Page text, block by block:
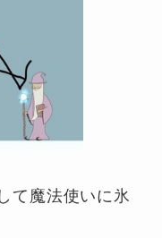
て魔法使いに氷